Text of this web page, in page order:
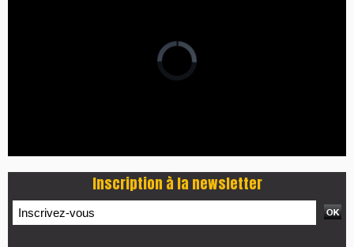
Inscription à la newsletter